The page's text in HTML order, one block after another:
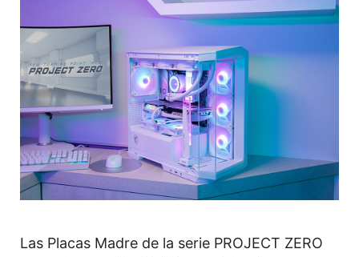
Las Placas Madre de la serie PROJECT ZERO